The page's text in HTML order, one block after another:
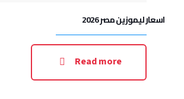
اسعار ليموزين مصر 2026
Read more